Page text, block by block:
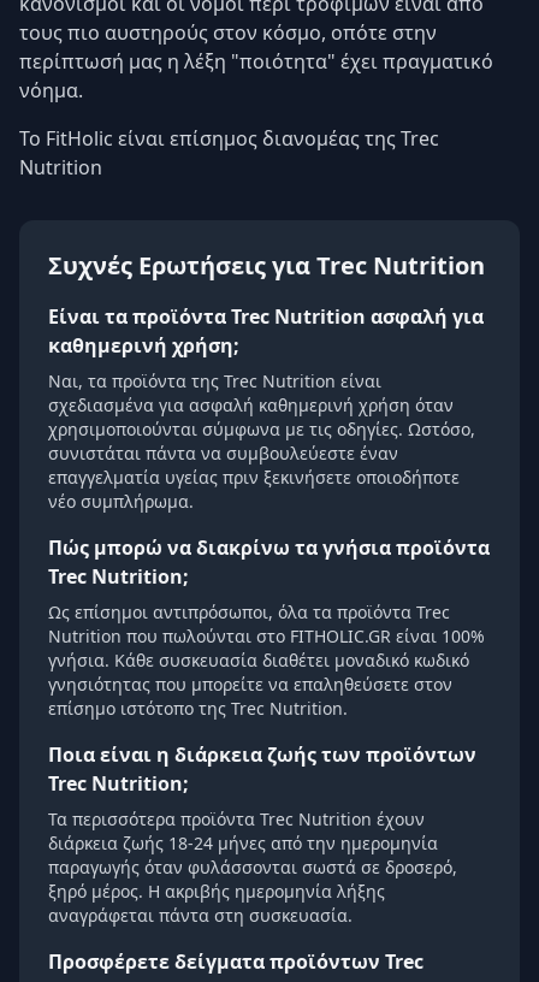
τους πιο αυστηρούς στον κόσμο, οπότε στην
περίπτωσή μας η λέξη "ποιότητα" έχει πραγματικό
νόημα.
Το FitHolic είναι επίσημος διανομέας της Trec
Nutrition
Συχνές Ερωτήσεις για Trec Nutrition
Είναι τα προϊόντα Trec Nutrition ασφαλή για
καθημερινή χρήση;
Ναι, τα προϊόντα της Trec Nutrition είναι
σχεδιασμένα για ασφαλή καθημερινή χρήση όταν
χρησιμοποιούνται σύμφωνα με τις οδηγίες. Ωστόσο,
συνιστάται πάντα να συμβουλεύεστε έναν
επαγγελματία υγείας πριν ξεκινήσετε οποιοδήποτε
νέο συμπλήρωμα.
Πώς μπορώ να διακρίνω τα γνήσια προϊόντα
Trec Nutrition;
Ως επίσημοι αντιπρόσωποι, όλα τα προϊόντα Trec
Nutrition που πωλούνται στο FITHOLIC.GR είναι 100%
γνήσια. Κάθε συσκευασία διαθέτει μοναδικό κωδικό
γνησιότητας που μπορείτε να επαληθεύσετε στον
επίσημο ιστότοπο της Trec Nutrition.
Ποια είναι η διάρκεια ζωής των προϊόντων
Trec Nutrition;
Τα περισσότερα προϊόντα Trec Nutrition έχουν
διάρκεια ζωής 18-24 μήνες από την ημερομηνία
παραγωγής όταν φυλάσσονται σωστά σε δροσερό,
ξηρό μέρος. Η ακριβής ημερομηνία λήξης
αναγράφεται πάντα στη συσκευασία.
Προσφέρετε δείγματα προϊόντων Trec